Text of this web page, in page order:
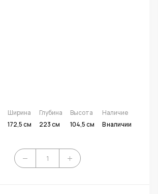
Ширина
172,5 см
Глубина
223 см
Высота
104,5 см
Наличие
В наличии